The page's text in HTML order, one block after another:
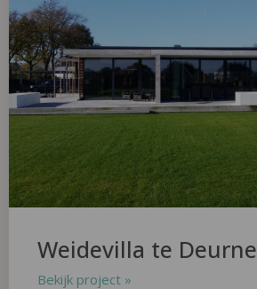
Weidevilla te Deurne
Bekijk project »